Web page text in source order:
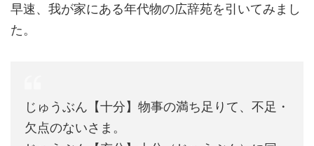
早速、我が家にある年代物の広辞苑を引いてみまし
た。
じゅうぶん【十分】物事の満ち足りて、不足・
欠点のないさま。